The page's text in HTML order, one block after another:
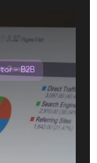
- B2B